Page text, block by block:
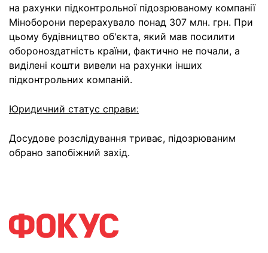
на рахунки підконтрольної підозрюваному компанії
Міноборони перерахувало понад 307 млн. грн. При
цьому будівництво об'єкта, який мав посилити
обороноздатність країни, фактично не почали, а
виділені кошти вивели на рахунки інших
підконтрольних компаній.
Юридичний статус справи:
Досудове розслідування триває, підозрюваним
обрано запобіжний захід.